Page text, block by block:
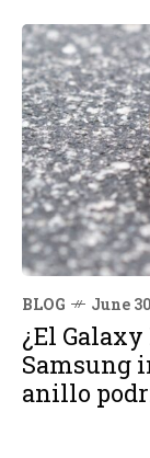
BLOG June
¿El
Samsung
anillo